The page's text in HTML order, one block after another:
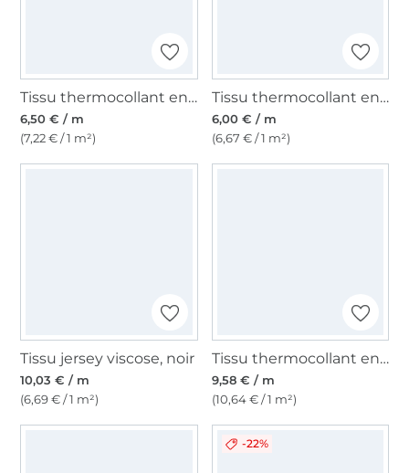
Tissu thermocollant entoilage Vlieseline H180, blanc
6,50 € / m
(7,22 € / 1 m²)
Tissu thermocollant entoilage Vlieseline H200, blanc
6,00 € / m
(6,67 € / 1 m²)
Tissu jersey viscose, noir
10,03 € / m
(6,69 € / 1 m²)
Tissu thermocollant entoilage Vlieseline S320, blanc
9,58 € / m
(10,64 € / 1 m²)
-22%